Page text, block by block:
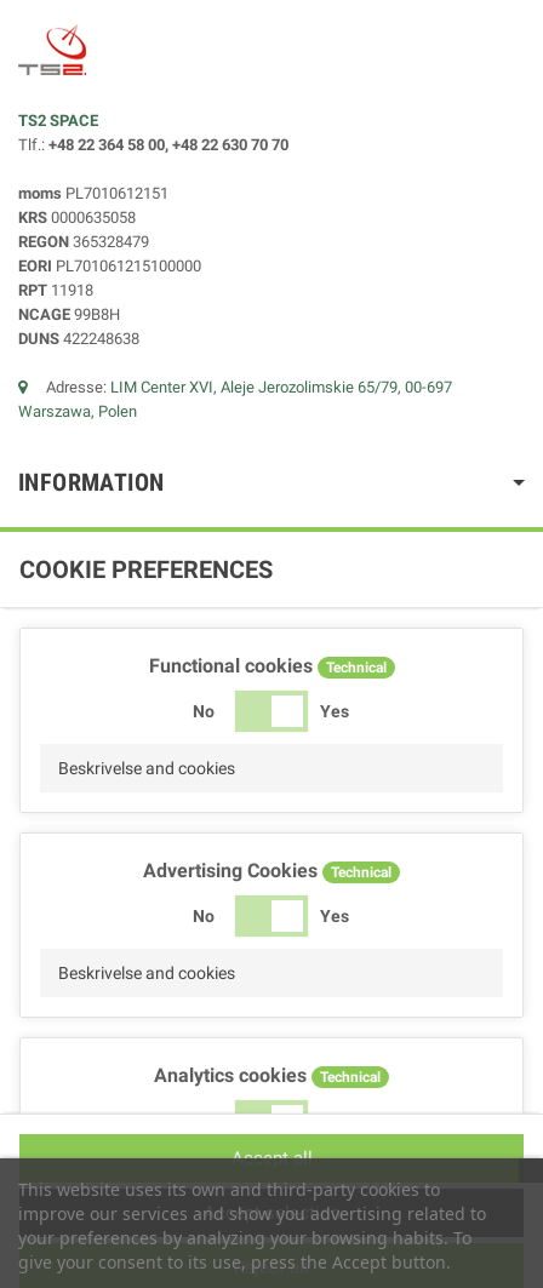
TS2 SPACE
Tlf.: +48 22 364 58 00, +48 22 630 70 70
moms PL7010612151
KRS 0000635058
REGON 365328479
EORI PL701061215100000
RPT 11918
NCAGE 99B8H
DUNS 422248638
Adresse: LIM Center XVI, Aleje Jerozolimskie 65/79, 00-697
Warszawa, Polen
INFORMATION
This website uses its own and third-party cookies to
improve our services and show you advertising related to
your preferences by analyzing your browsing habits. To
give your consent to its use, press the Accept button.
COOKIE PREFERENCES
Functional cookies Technical
No Yes
Beskrivelse and cookies
Advertising Cookies Technical
No Yes
Beskrivelse and cookies
Analytics cookies Technical
No Yes
Performance cookies
Reject all
Accept selection
Accept all